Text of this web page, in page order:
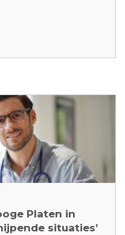
Platen in
situaties’